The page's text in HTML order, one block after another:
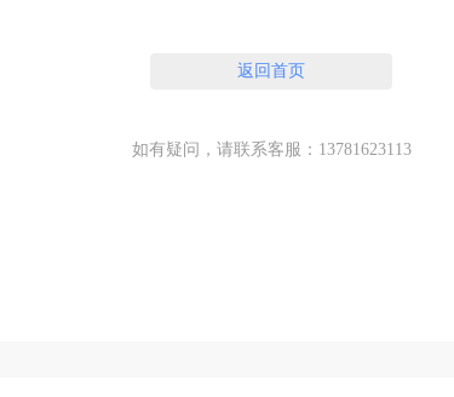
返回首页
如有疑问，请联系客服：13781623113